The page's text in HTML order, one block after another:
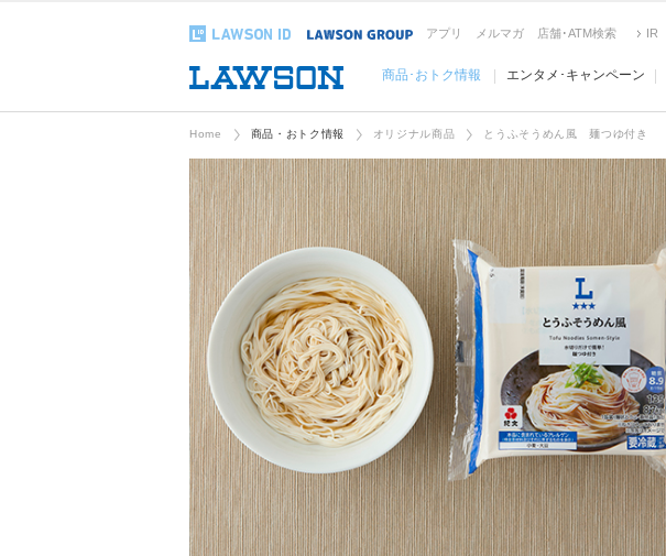
アプリ メルマガ 店舗･ATM検索 IR
商品･おトク情報 エンタメ･キャンペーン
Home 商品・おトク情報 オリジナル商品 とうふそうめん風 麺つゆ付き